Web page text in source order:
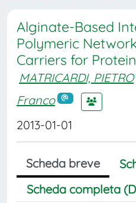
Alginate-Based
Polymeric
Carriers for
MATRICARDI, PIETRO
Franco
2013-01-01
Scheda breve
Scheda completa